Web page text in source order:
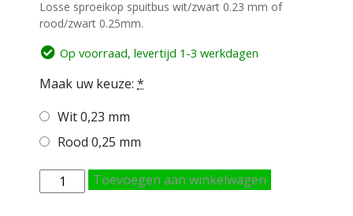
Losse sproeikop spuitbus wit/zwart 0.23 mm of
rood/zwart 0.25mm.
Op voorraad, levertijd 1-3 werkdagen
Maak uw keuze: *
Wit 0,23 mm
Rood 0,25 mm
Sproeikop
Spuitbus
Toevoegen aan winkelwagen